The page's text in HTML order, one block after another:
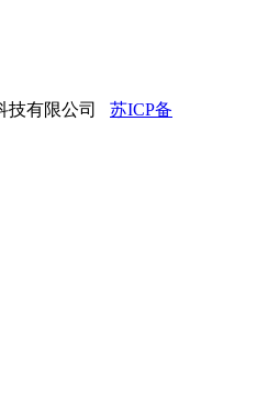
技有限公司 苏ICP备